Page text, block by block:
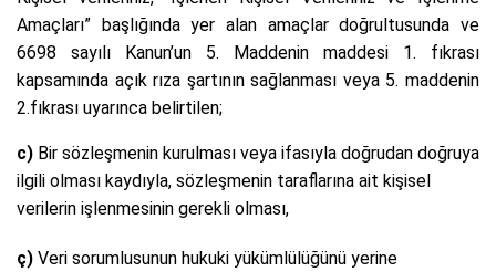
Amaçları” başlığında yer alan amaçlar doğrultusunda ve
6698 sayılı Kanun’un 5. Maddenin maddesi 1. fıkrası
kapsamında açık rıza şartının sağlanması veya 5. maddenin
2.fıkrası uyarınca belirtilen;
c) Bir sözleşmenin kurulması veya ifasıyla doğrudan doğruya
ilgili olması kaydıyla, sözleşmenin taraflarına ait kişisel
verilerin işlenmesinin gerekli olması,
ç) Veri sorumlusunun hukuki yükümlülüğünü yerine